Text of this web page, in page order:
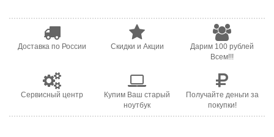
Доставка по России Скидки и Акции
Дарим 100 рублей
Всем!!!
Сервисный центр
Купим Ваш старый
ноутбук
Получайте деньги за
покупки!